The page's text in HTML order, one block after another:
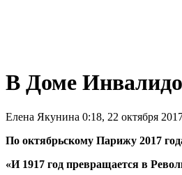
В Доме
Елена Якунина 0:18, 22 октября
По октябрьскому Парижу 2017
«И 1917 год превращается в